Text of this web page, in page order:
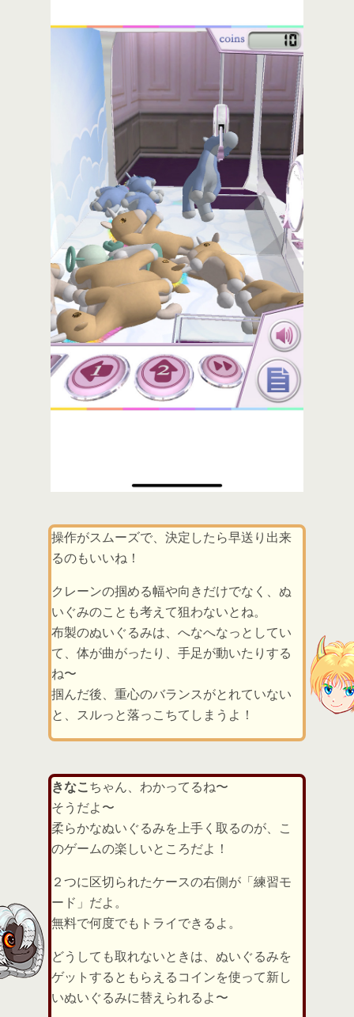
操作がスムーズで、決定したら早送り出来
るのもいいね！
クレーンの掴める幅や向きだけでなく、ぬ
いぐみのことも考えて狙わないとね。
布製のぬいぐるみは、へなへなっとしてい
て、体が曲がったり、手足が動いたりする
ね〜
掴んだ後、重心のバランスがとれていない
と、スルっと落っこちてしまうよ！
きなこ ちゃん、わかってるね〜
そうだよ〜
柔らかなぬいぐるみを上手く取るのが、こ
のゲームの楽しいところだよ！
２つに区切られたケースの右側が「練習モ
ード」だよ。
無料で何度でもトライできるよ。
どうしても取れないときは、ぬいぐるみを
ゲットするともらえるコインを使って新し
いぬいぐるみに替えられるよ〜